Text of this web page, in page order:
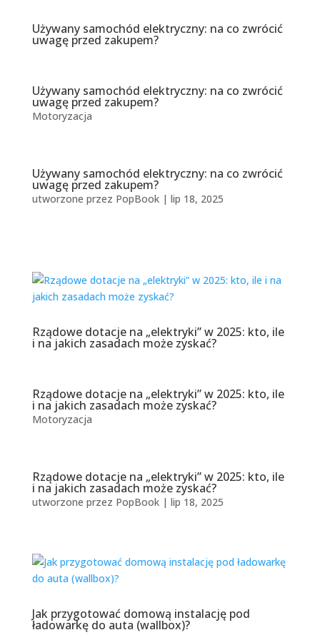
Używany samochód elektryczny: na co zwrócić
uwagę przed zakupem?
Używany samochód elektryczny: na co zwrócić
uwagę przed zakupem?
Motoryzacja
Używany samochód elektryczny: na co zwrócić
uwagę przed zakupem?
utworzone przez PopBook| lip 18, 2025
Rządowe dotacje na „elektryki” w 2025: kto, ile
i na jakich zasadach może zyskać?
Rządowe dotacje na „elektryki” w 2025: kto, ile
i na jakich zasadach może zyskać?
Motoryzacja
Rządowe dotacje na „elektryki” w 2025: kto, ile
i na jakich zasadach może zyskać?
utworzone przez PopBook| lip 18, 2025
Jak przygotować domową instalację pod
ładowarkę do auta (wallbox)?